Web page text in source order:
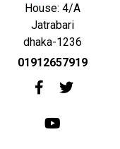
House: 4/A
Jatrabari
dhaka-1236
01912657919